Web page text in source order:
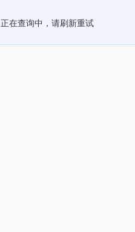
正在查询中，请刷新重试